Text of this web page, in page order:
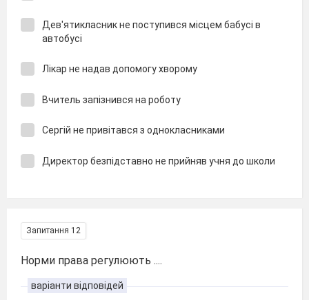
Дев′ятикласник не поступився місцем бабусі в
автобусі
Лікар не надав допомогу хворому
Вчитель запізнився на роботу
Сергій не привітався з однокласниками
Директор безпідставно не прийняв учня до школи
Запитання 12
Норми права регулюють ....
варіанти відповідей